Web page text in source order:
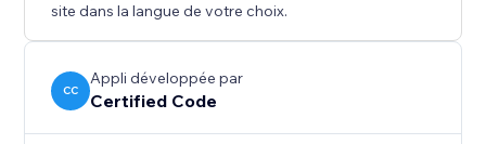
site dans la langue de votre choix.
CC
Appli développée par
Certified Code